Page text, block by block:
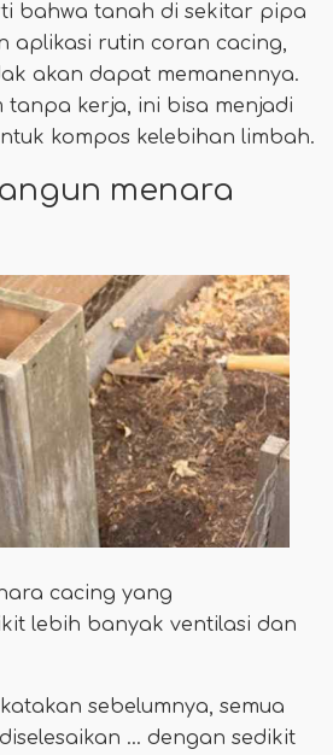
bahwa tanah di sekitar pipa
aplikasi rutin coran cacing,
akan dapat memanennya.
tanpa kerja, ini bisa menjadi
kompos kelebihan limbah.
menara
cacing yang
lebih banyak ventilasi dan
sebelumnya, semua
... dengan sedikit